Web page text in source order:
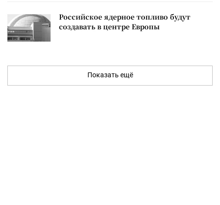
Российское ядерное топливо будут
создавать в центре Европы
Показать ещё